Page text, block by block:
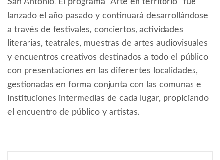
San Antonio. El programa “Arte en territorio” fue
lanzado el año pasado y continuará desarrollándose
a través de festivales, conciertos, actividades
literarias, teatrales, muestras de artes audiovisuales
y encuentros creativos destinados a todo el público
con presentaciones en las diferentes localidades,
gestionadas en forma conjunta con las comunas e
instituciones intermedias de cada lugar, propiciando
el encuentro de público y artistas.